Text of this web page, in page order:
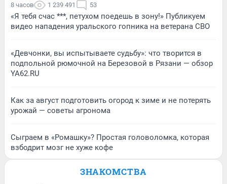
8 часов 1 239 491 53
«Я тебя счас ***, петухом поедешь в зону!» Публикуем
видео нападения уральского гопника на ветерана СВО
«Девчонки, вы испытываете судьбу»: что творится в
подпольной рюмочной на Березовой в Рязани — обзор
YA62.RU
Как за август подготовить огород к зиме и не потерять
урожай — советы агронома
Сыграем в «Ромашку»? Простая головоломка, которая
взбодрит мозг не хуже кофе
ЗНАКОМСТВА